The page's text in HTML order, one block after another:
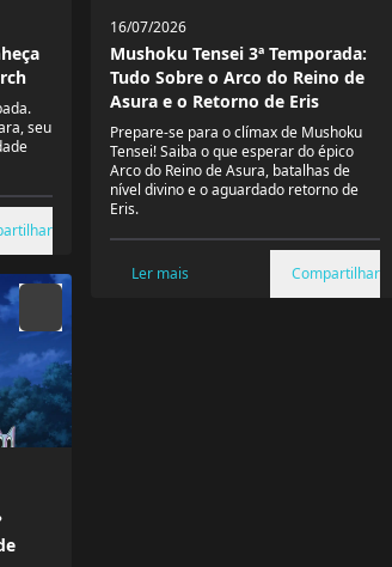
seu
16/07/2026
Mushoku Tensei 3ª Temporada:
Tudo Sobre o Arco do Reino de
Asura e o Retorno de Eris
Prepare-se para o clímax de Mushoku
Tensei! Saiba o que esperar do épico
Arco do Reino de Asura, batalhas de
nível divino e o aguardado retorno de
Eris.
Ler mais Compartilhar